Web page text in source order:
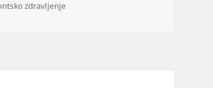
zdravljenje